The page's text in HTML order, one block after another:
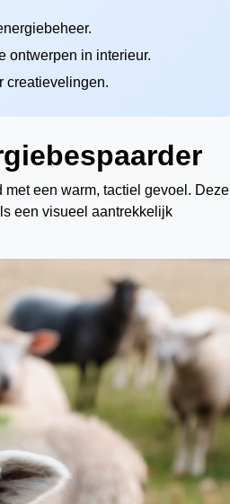
ontwerpen in interieur.
creatievelingen.
een warm, tactiel gevoel. Deze
een visueel aantrekkelijk